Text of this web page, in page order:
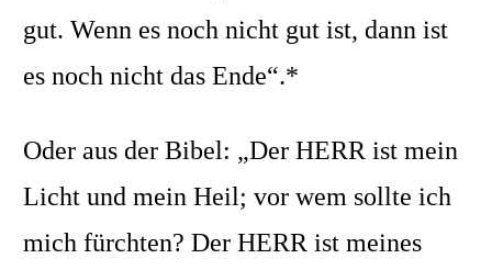
gut. Wenn es noch nicht gut ist, dann ist
es noch nicht das Ende“.*
Oderaus der Bibel: „Der HERR ist mein
Licht und mein Heil; vor wem sollte ich
mich fürchten? Der HERR ist meines